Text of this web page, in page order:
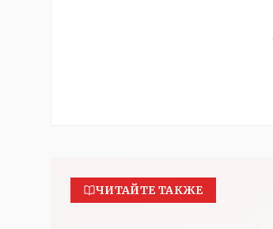
ЧИТАЙТЕ ТАКЖЕ